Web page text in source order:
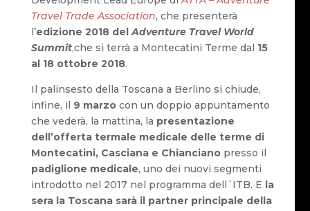
Travel Trade Association, che presenterà
l’edizione 2018 delAdventure Travel World
Summit,che si terrà a Montecatini Terme dal 15
al 18 ottobre 2018.
Il palinsesto della Toscana a Berlino si chiude,
infine, il 9 marzocon un doppio appuntamento
che vederà, la mattina, la presentazione
dell’offerta termale medicale delle terme di
Montecatini, Casciana e Chiancianopresso il
padiglione medicale, uno dei nuovi segmenti
introdotto nel 2017 nel programma dell´ITB. E la
sera la Toscana sarà il partner principale della